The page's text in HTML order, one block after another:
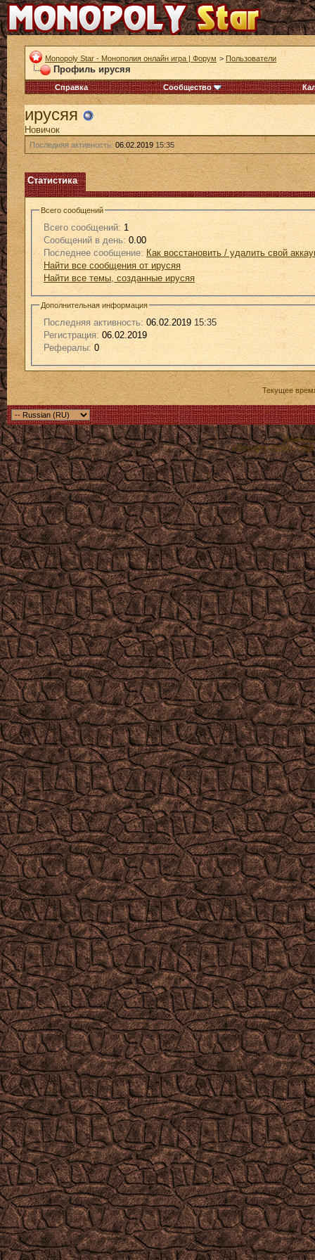
Monopoly Star - Монополия онлайн игра | Форум > Пользователи
Профиль ирусяя
Справка Сообщество
ирусяя
Новичок
Последняя активность:06.02.201915:35
Статистика
Всего сообщений
Всего сообщений: 1
Сообщений в день: 0.00
Последнее сообщение: Как восстановить / удалить свой
Найти все сообщения от ирусяя
Найти все темы, созданные ирусяя
Дополнительная информация
Последняя активность: 06.02.2019 15:35
Регистрация: 06.02.2019
Рефералы:0
Текущее
Powered
Copyright ©2000 -